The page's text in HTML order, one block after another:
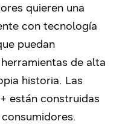
quieren una
con tecnología
puedan
de alta
historia. Las
están construidas